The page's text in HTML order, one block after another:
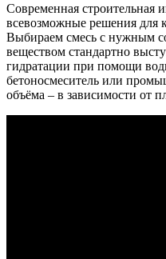
Современная строительная
всевозможные решения для
Выбираем смесь с нужным
веществом стандартно
гидратации при помощи
бетоносмеситель или
объёма – в зависимости от